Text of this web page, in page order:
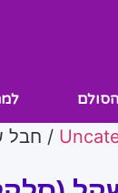
/ חבל